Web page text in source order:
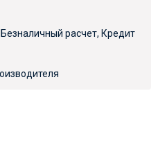
расчет, Кредит